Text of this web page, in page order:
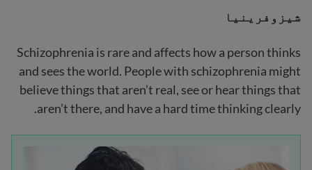
شیزوفرینیا
Schizophrenia is rare and affects how a person thinks
and sees the world. People with schizophrenia might
believe things that aren’t real, see or hear things that
aren’t there, and have a hard time thinking clearly.